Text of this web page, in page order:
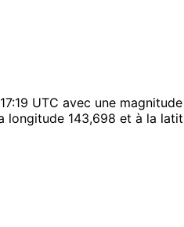
UTC avec une
longitude 143,698 et à la